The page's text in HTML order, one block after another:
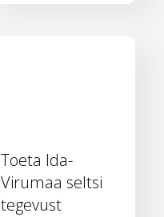
Toeta Ida-
Virumaa seltsi
tegevust